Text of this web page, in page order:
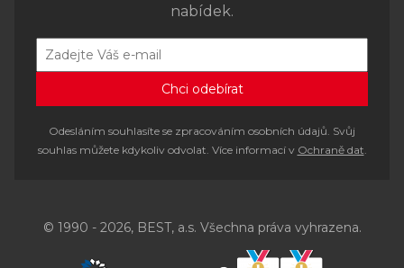
nabídek.
Odesláním souhlasíte se zpracováním osobních údajů. Svůj
souhlas můžete kdykoliv odvolat. Více informací v Ochraně dat.
© 1990 - 2026, BEST, a.s. Všechna práva vyhrazena.